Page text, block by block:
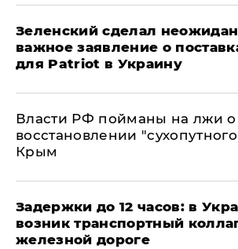
Зеленский сделал
важное заявление о
для Patriot в Украину
Власти РФ пойманы на лжи о
восстановлении
Крым
Задержки до 12 часов: в
возник транспортный
железной дороге